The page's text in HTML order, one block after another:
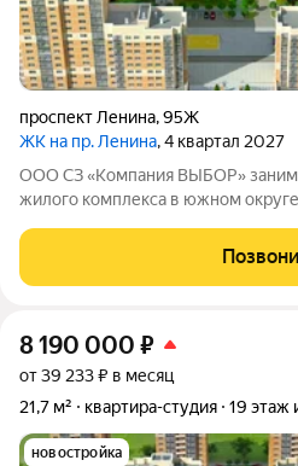
проспект Ленина,95Ж
ЖК на пр. Ленина, 4 квартал 2027
ООО СЗ «Компания ВЫБОР»
жилого комплекса в южном
творчества, в шаговой
Район отличается благоприятной
8 190 000 ₽
от 39 233 ₽ в месяц
21,7 м²
квартира-студия 19 этаж
новостройка